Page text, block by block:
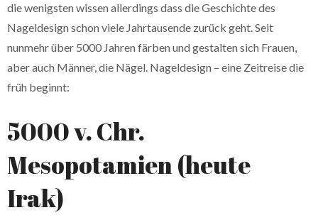
die wenigsten wissen allerdings dass die Geschichte des
Nageldesign schon viele Jahrtausende zurück geht. Seit
nunmehr über 5000 Jahren färben und gestalten sich Frauen,
aber auch Männer, die Nägel. Nageldesign – eine Zeitreise die
früh beginnt:
5000 v. Chr.
Mesopotamien (heute
Irak)